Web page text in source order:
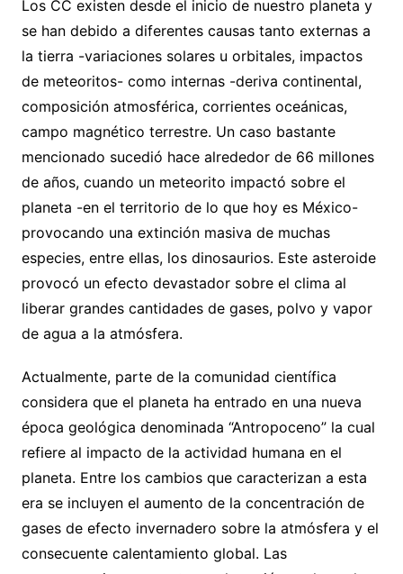
Los CC existen desde el inicio de nuestro planeta y
se han debido a diferentes causas tanto externas a
la tierra -variaciones solares u orbitales, impactos
de meteoritos- como internas -deriva continental,
composición atmosférica, corrientes oceánicas,
campo magnético terrestre. Un caso bastante
mencionado sucedió hace alrededor de 66 millones
de años, cuando un meteorito impactó sobre el
planeta -en el territorio de lo que hoy es México-
provocando una extinción masiva de muchas
especies, entre ellas, los dinosaurios. Este asteroide
provocó un efecto devastador sobre el clima al
liberar grandes cantidades de gases, polvo y vapor
de agua a la atmósfera.
Actualmente, parte de la comunidad científica
considera que el planeta ha entrado en una nueva
época geológica denominada “Antropoceno” la cual
refiere al impacto de la actividad humana en el
planeta. Entre los cambios que caracterizan a esta
era se incluyen el aumento de la concentración de
gases de efecto invernadero sobre la atmósfera y el
consecuente calentamiento global. Las